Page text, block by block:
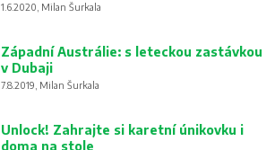
1.6.2020, Milan Šurkala
Západní Austrálie: s leteckou zastávkou
v Dubaji
7.8.2019, Milan Šurkala
Unlock! Zahrajte si karetní únikovku i
doma na stole